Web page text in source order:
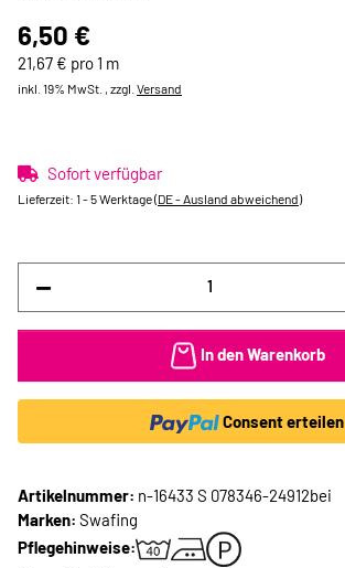
6,50 €
21,67 € pro 1 m
inkl. 19% MwSt. , zzgl. Versand
Sofort verfügbar
Lieferzeit: 1 - 5 Werktage(DE - Ausland abweichend)
In den Warenkorb
Consent erteilen
Artikelnummer: n-16433 S 078346-24912bei
Marken: Swafing
Pflegehinweise: